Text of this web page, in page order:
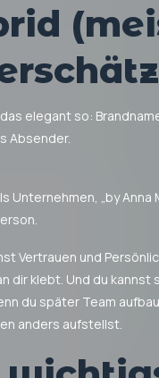
elegant so:
Absender.
Unternehmen, „by Anna
Vertrauen und
dir klebt. Und du kannst
du später Team
anders aufstellst.